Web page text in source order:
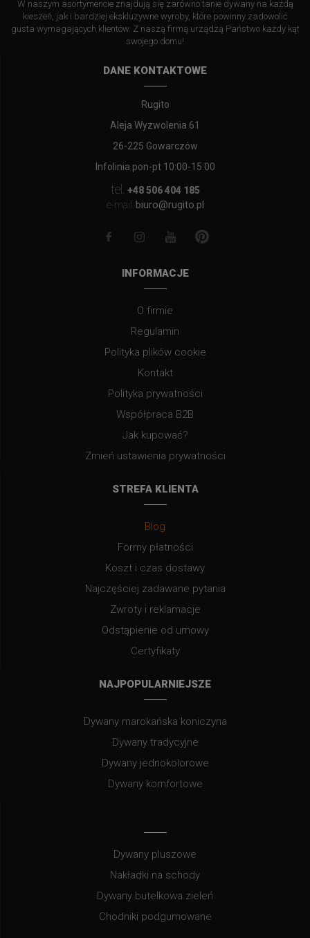
W naszym asortymencie znajdują się zarówno tanie dywany na każdą
kieszeń, jak i bardziej ekskluzywne wyroby, które powinny zadowolić
gusta wymagających klientów. Z naszą firmą urządzą Państwo każdy kąt
swojego domu!
DANE KONTAKTOWE
Rugito
Aleja Wyzwolenia 61
26-225 Gowarczów
Infolinia pon-pt 10:00-15:00
tel. +48 506 404 185
e-mail: biuro@rugito.pl
INFORMACJE
O firmie
Regulamin
Polityka plików cookie
Kontakt
Polityka prywatności
Współpraca B2B
Jak kupować?
Zmień ustawienia prywatności
STREFA KLIENTA
Blog
Formy płatności
Koszt i czas dostawy
Najczęściej zadawane pytania
Zwroty i reklamacje
Odstąpienie od umowy
Certyfikaty
NAJPOPULARNIEJSZE
Dywany marokańska koniczyna
Dywany tradycyjne
Dywany jednokolorowe
Dywany komfortowe
Dywany pluszowe
Nakładki na schody
Dywany butelkowa zieleń
Chodniki podgumowane